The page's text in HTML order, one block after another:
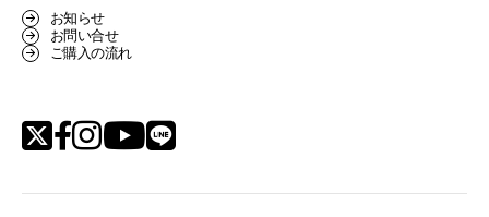
BMWミニ買取査定依頼
ローバーミニ買取査定依頼
Part's Report
ローバーミニナレッジ
スタッフ紹介
リクルート
お知らせ
お問い合せ
ご購入の流れ